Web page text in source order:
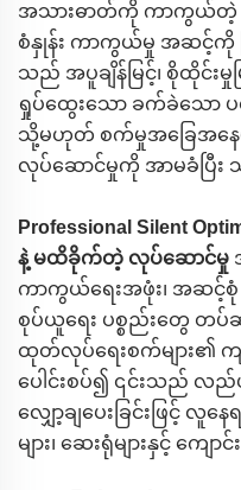
အသားဓာတ်ကို ကာကွယ်တဲ့
စံနှုန်း ကာကွယ်မှု အဆင့်ကို
သည် အပူချိန်မြင့်၊ စိုထိုင်းမှု
ရှုပ်ထွေးသော ခက်ခဲသော ပတ်
သို့မဟုတ် စက်မှုအခြေအနေ
လုပ်ဆောင်မှုကို အာမခံပြီ
Professional Silent
နဲ့ မထိခိုက်တဲ့ လုပ်ဆောင်မှု
ကာကွယ်ရေးအဖုံး၊ အဆင့်
စုပ်ယူရေး ပစ္စည်းတွေ တပ်
ထုတ်လုပ်ရေးစက်များ၏
ပေါင်းစပ်၍ ၎င်းသည်
လျှော့ချပေးခြင်းဖြင့် လူ
များ၊ ဆေးရုံများနှင့် က